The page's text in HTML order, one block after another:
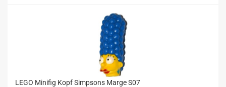
LEGO Minifig Kopf Simpsons Marge S07